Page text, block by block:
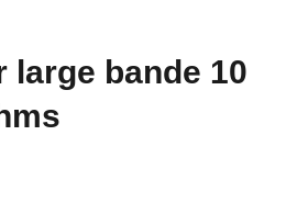
large bande 10